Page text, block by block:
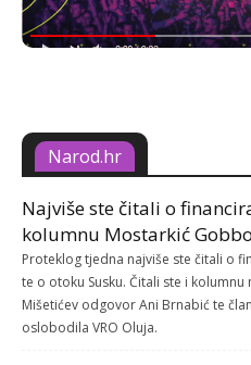
Narod.hr
Najviše ste čitali o
kolumnu Mostarkić
Proteklog tjedna najviše ste čitali o
te o otoku Susku. Čitali ste i
Mišetićev odgovor Ani Brnabić te
oslobodila VRO Oluja.